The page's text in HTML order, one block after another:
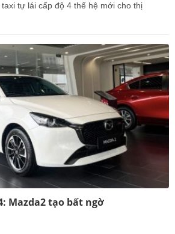
tự lái cấp độ 4 thế hệ mới cho thị
Mazda2 tạo bất ngờ